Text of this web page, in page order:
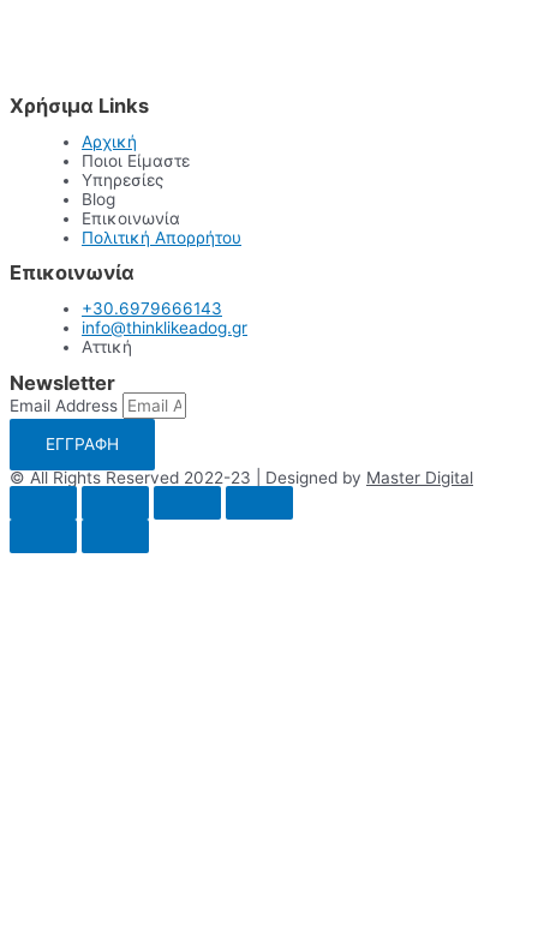
Χρήσιμα Links
Αρχική
Ποιοι Είμαστε
Υπηρεσίες
Blog
Επικοινωνία
Πολιτική Απορρήτου
Επικοινωνία
+30.6979666143
info@thinklikeadog.gr
Αττική
Newsletter
Email Address
ΕΓΓΡΑΦΗ
© All Rights Reserved 2022-23 | Designed by Master Digital